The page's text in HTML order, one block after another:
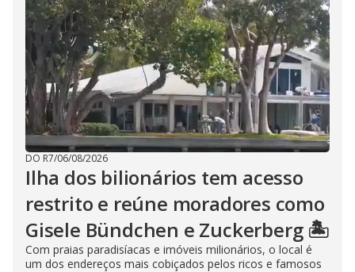
DO R7/06/08/2026
Ilha dos bilionários tem acesso
restrito e reúne moradores como
Gisele Bündchen e Zuckerberg 🏝️
Com praias paradisíacas e imóveis milionários, o local é
um dos endereços mais cobiçados pelos ricos e famosos